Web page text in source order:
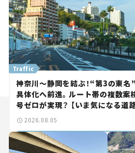
Traffic
神奈川～静岡を結ぶ！“第3の東名
具体化へ前進。ルート帯の複数案
号ゼロが実現？ 【いま気になる道
2026.08.05